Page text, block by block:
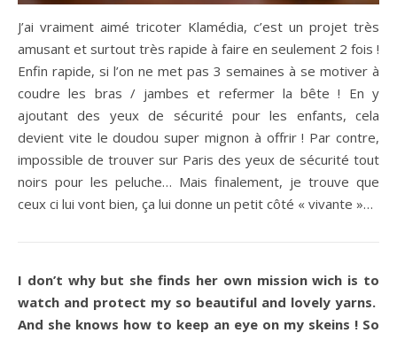
J’ai vraiment aimé tricoter Klamédia, c’est un projet très
amusant et surtout très rapide à faire en seulement 2 fois !
Enfin rapide, si l’on ne met pas 3 semaines à se motiver à
coudre les bras / jambes et refermer la bête ! En y
ajoutant des yeux de sécurité pour les enfants, cela
devient vite le doudou super mignon à offrir ! Par contre,
impossible de trouver sur Paris des yeux de sécurité tout
noirs pour les peluche… Mais finalement, je trouve que
ceux ci lui vont bien, ça lui donne un petit côté « vivante »…
I don’t why but she finds her own mission wich is to
watch and protect my so beautiful and lovely yarns.
And she knows how to keep an eye on my skeins ! So